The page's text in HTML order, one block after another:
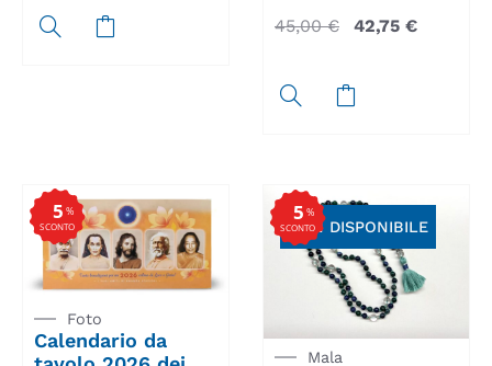
45,00€ 42,75 €
%
SCONTO
5
Foto
Calendario da
NON DISPONIBILE
%
SCONTO
5
Mala